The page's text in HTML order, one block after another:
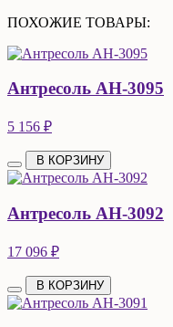
ПОХОЖИЕ ТОВАРЫ:
Антресоль АН-3095
5 156 ₽
В КОРЗИНУ
Антресоль АН-3092
17 096 ₽
В КОРЗИНУ